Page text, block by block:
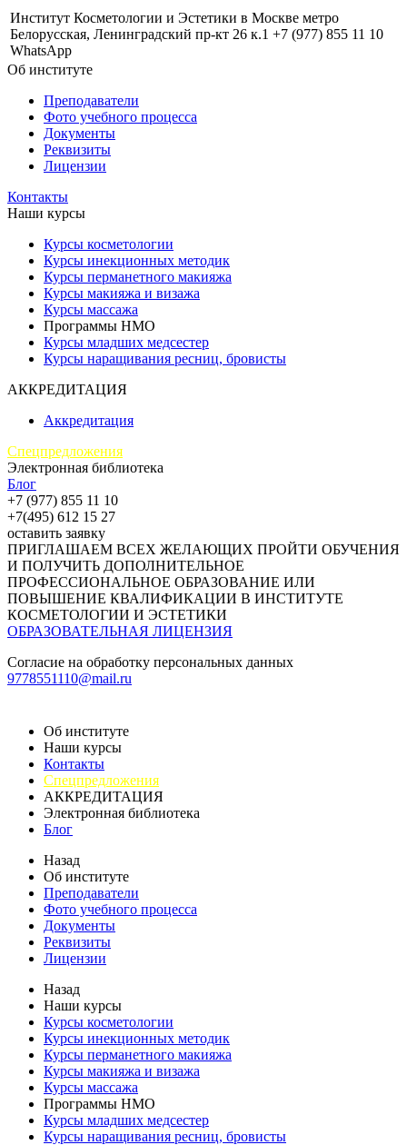
Институт Косметологии и Эстетики в Москве метро
Белорусская, Ленинградский пр-кт 26 к.1 +7 (977) 855 11 10
WhatsApp
Об институте
Преподаватели
Фото учебного процесса
Документы
Реквизиты
Лицензии
Контакты
Наши курсы
Курсы косметологии
Курсы инекционных методик
Курсы перманетного макияжа
Курсы макияжа и визажа
Курсы массажа
Программы НМО
Курсы младших медсестер
Курсы наращивания ресниц, бровисты
АККРЕДИТАЦИЯ
Аккредитация
Спецпредложения
Электронная библиотека
Блог
+7 (977) 855 11 10
+7(495) 612 15 27
оставить заявку
ПРИГЛАШАЕМ ВСЕХ ЖЕЛАЮЩИХ ПРОЙТИ ОБУЧЕНИЯ
И ПОЛУЧИТЬ ДОПОЛНИТЕЛЬНОЕ
ПРОФЕССИОНАЛЬНОЕ ОБРАЗОВАНИЕ ИЛИ
ПОВЫШЕНИЕ КВАЛИФИКАЦИИ В ИНСТИТУТЕ
КОСМЕТОЛОГИИ И ЭСТЕТИКИ
ОБРАЗОВАТЕЛЬНАЯ ЛИЦЕНЗИЯ
Согласие на обработку персональных данных
9778551110@mail.ru
Об институте
Наши курсы
Контакты
Спецпредложения
АККРЕДИТАЦИЯ
Электронная библиотека
Блог
Назад
Об институте
Преподаватели
Фото учебного процесса
Документы
Реквизиты
Лицензии
Назад
Наши курсы
Курсы косметологии
Курсы инекционных методик
Курсы перманетного макияжа
Курсы макияжа и визажа
Курсы массажа
Программы НМО
Курсы младших медсестер
Курсы наращивания ресниц, бровисты